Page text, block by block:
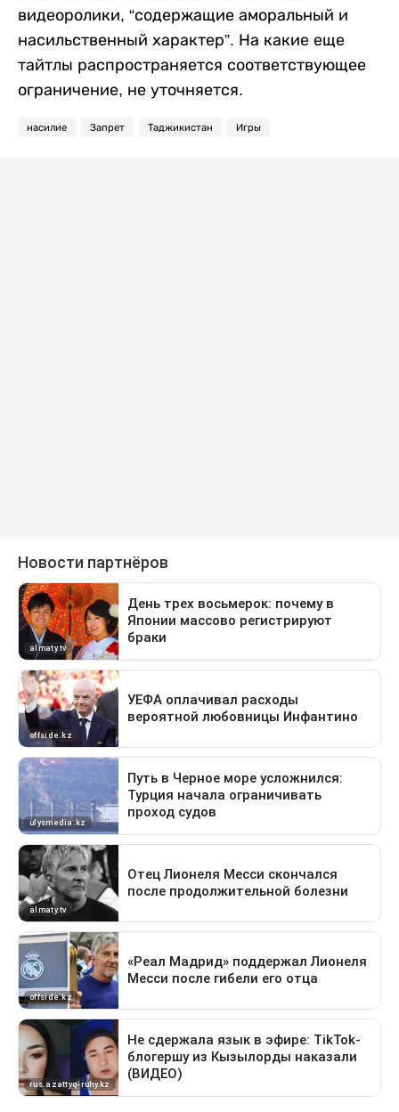
видеоролики, “содержащие аморальный и
насильственный характер”. На какие еще
тайтлы распространяется соответствующее
ограничение, не уточняется.
насилие Запрет Таджикистан Игры